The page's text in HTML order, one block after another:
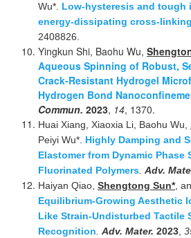
Wu*. Low-hysteresis and tough
energy-dissipating cross-linking
2408826.
Yingkun Shi, Baohu Wu,
Aqueous Spinning of Robust,
Crack-Resistant Hydrogel
Hydrogen Bond
Commun. 2023, 14, 1370.
Huai Xiang, Xiaoxia Li, Baohu Wu,
Peiyi Wu*. Highly Damping and
Elastomer from Dynamic Phase
Fluorinated Polymers. Adv.
Haiyan Qiao, Shengtong Sun*,
Equilibrium-Growing Aesthetic
Like Strain-Undisturbed Tactile
Recognition. Adv. Mater. 2023,